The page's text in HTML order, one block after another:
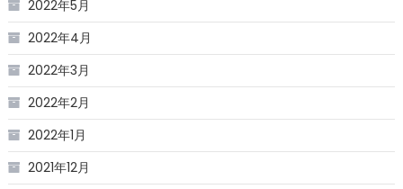
2022年5月
2022年4月
2022年3月
2022年2月
2022年1月
2021年12月